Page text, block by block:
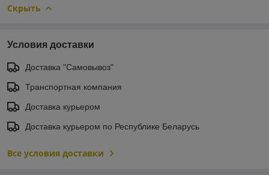
Скрыть
Условия доставки
Доставка "Самовывоз"
Транспортная компания
Доставка курьером
Доставка курьером по Республике Беларусь
Все условия доставки